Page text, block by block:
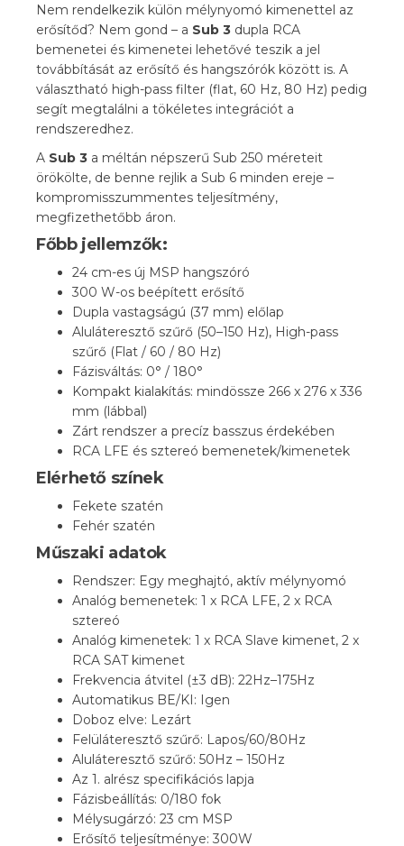
Nem rendelkezik külön mélynyomó kimenettel az
erősítőd? Nem gond – a Sub 3 dupla RCA
bemenetei és kimenetei lehetővé teszik a jel
továbbítását az erősítő és hangszórók között is. A
választható high-pass filter (flat, 60 Hz, 80 Hz) pedig
segít megtalálni a tökéletes integrációt a
rendszeredhez.
A Sub 3 a méltán népszerű Sub 250 méreteit
örökölte, de benne rejlik a Sub 6 minden ereje –
kompromisszummentes teljesítmény,
megfizethetőbb áron.
Főbb jellemzők:
24 cm-es új MSP hangszóró
300 W-os beépített erősítő
Dupla vastagságú (37 mm) előlap
Aluláteresztő szűrő (50–150 Hz), High-pass
szűrő (Flat / 60 / 80 Hz)
Fázisváltás: 0° / 180°
Kompakt kialakítás: mindössze 266 x 276 x 336
mm (lábbal)
Zárt rendszer a precíz basszus érdekében
RCA LFE és sztereó bemenetek/kimenetek
Elérhető színek
Fekete szatén
Fehér szatén
Műszaki adatok
Rendszer: Egy meghajtó, aktív mélynyomó
Analóg bemenetek: 1 x RCA LFE, 2 x RCA
sztereó
Analóg kimenetek: 1 x RCA Slave kimenet, 2 x
RCA SAT kimenet
Frekvencia átvitel (±3 dB): 22Hz–175Hz
Automatikus BE/KI: Igen
Doboz elve: Lezárt
Felüláteresztő szűrő: Lapos/60/80Hz
Aluláteresztő szűrő: 50Hz – 150Hz
Az 1. alrész specifikációs lapja
Fázisbeállítás: 0/180 fok
Mélysugárzó: 23 cm MSP
Erősítő teljesítménye: 300W